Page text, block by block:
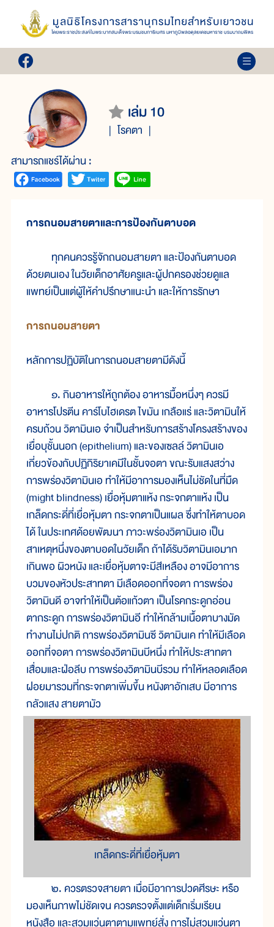
เล่ม 10
โรคตา
สามารถแชร์ได้ผ่าน :
การถนอมสายตาและการป้องกันตาบอด
ทุกคนควรรู้จักถนอมสายตา และป้องกันตาบอด
ด้วยตนเอง ในวัยเด็กอาศัยครูและผู้ปกครองช่วยดูแล
แพทย์เป็นแต่ผู้ให้คำปรึกษาแนะนำ และให้การรักษา
การถนอมสายตา
หลักการปฏิบัติในการถนอมสายตามีดังนี้
๑. กินอาหารให้ถูกต้อง อาหารมื้อหนึ่งๆ ควรมี
อาหารโปรตีน คาร์โบไฮเดรต ไขมัน เกลือแร่ และวิตามินให้
ครบถ้วน วิตามินเอ จำเป็นสำหรับการสร้างโครงสร้างของ
เยื่อบุชั้นนอก (epithelium) และของเซลล์ วิตามินเอ
เกี่ยวข้องกับปฏิกิริยาเคมีในชั้นจอตา ขณะรับแสงสว่าง
การพร่องวิตามินเอ ทำให้มีอาการมองเห็นไม่ชัดในที่มืด
(might blindness) เยื่อหุ้มตาแห้ง กระจกตาแห้ง เป็น
เกล็ดกระดี่ที่เยื่อหุ้มตา กระจกตาเป็นแผล ซึ่งทำให้ตาบอด
ได้ ในประเทศด้อยพัฒนา ภาวะพร่องวิตามินเอ เป็น
สาเหตุหนึ่งของตาบอดในวัยเด็ก ถ้าได้รับวิตามินเอมาก
เกินพอ ผิวหนัง และเยื่อหุ้มตาจะมีสีเหลือง อาจมีอาการ
บวมของหัวประสาทตา มีเลือดออกที่จอตา การพร่อง
วิตามินดี อาจทำให้เป็นต้อแก้วตา เป็นโรคกระดูกอ่อน
ตากระดูก การพร่องวิตามินอี ทำให้กล้ามเนื้อตาบางมัด
ทำงานไม่ปกติ การพร่องวิตามินซี วิตามินเค ทำให้มีเลือด
ออกที่จอตา การพร่องวิตามินบีหนึ่ง ทำให้ประสาทตา
เสื่อมและฝ่อลีบ การพร่องวิตามินบีรวม ทำให้หลอดเลือด
ฝอยมารวมที่กระจกตาเพิ่มขึ้น หนังตาอักเสบ มีอาการ
กลัวแสง สายตามัว
เกล็ดกระดี่ที่เยื่อหุ้มตา
๒. ควรตรวจสายตา เมื่อมีอาการปวดศีรษะ หรือ
มองเห็นภาพไม่ชัดเจน ควรตรวจตั้งแต่เด็กเริ่มเรียน
หนังสือ และสวมแว่นตาตามแพทย์สั่ง การไม่สวมแว่นตา